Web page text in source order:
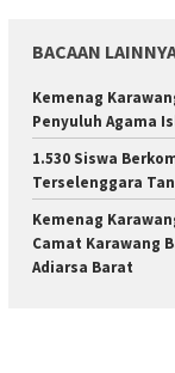
BACAAN
Kemenag
Penyuluh Agama
1.530 Siswa
Terselenggara
Kemenag
Camat Karawang
Adiarsa Barat